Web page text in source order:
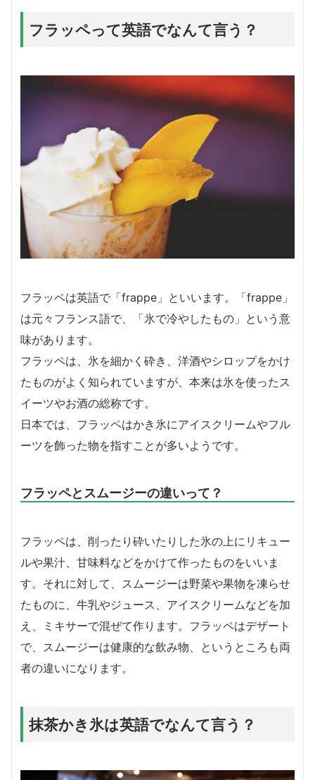
フラッペって英語でなんて言う？
フラッペは英語で「frappe」といいます。「frappe」
は元々フランス語で、「氷で冷やしたもの」という意
味があります。
フラッペは、氷を細かく砕き、洋酒やシロップをかけ
たものがよく知られていますが、本来は氷を使ったス
イーツやお酒の総称です。
日本では、フラッペはかき氷にアイスクリームやフル
ーツを飾った物を指すことが多いようです。
フラッペとスムージーの違いって？
フラッペは、削ったり砕いたりした氷の上にリキュー
ルや果汁、甘味料などをかけて作ったものをいいま
す。それに対して、スムージーは野菜や果物を凍らせ
たものに、牛乳やジュース、アイスクリームなどを加
え、ミキサーで混ぜて作ります。フラッペはデザート
で、スムージーは健康的な飲み物、というところも両
者の違いになります。
抹茶かき氷は英語でなんて言う？